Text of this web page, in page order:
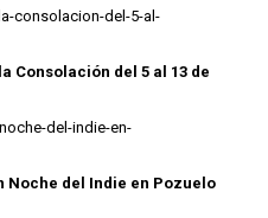
Consolación del 5 al 13 de
Noche del Indie en Pozuelo